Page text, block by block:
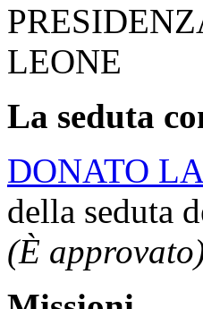
LEONE
La seduta
DONATO
della seduta
(È